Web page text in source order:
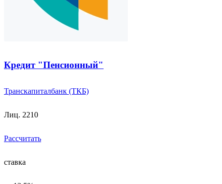
Кредит "Пенсионный"
Транскапиталбанк (ТКБ)
Лиц. 2210
Рассчитать
ставка